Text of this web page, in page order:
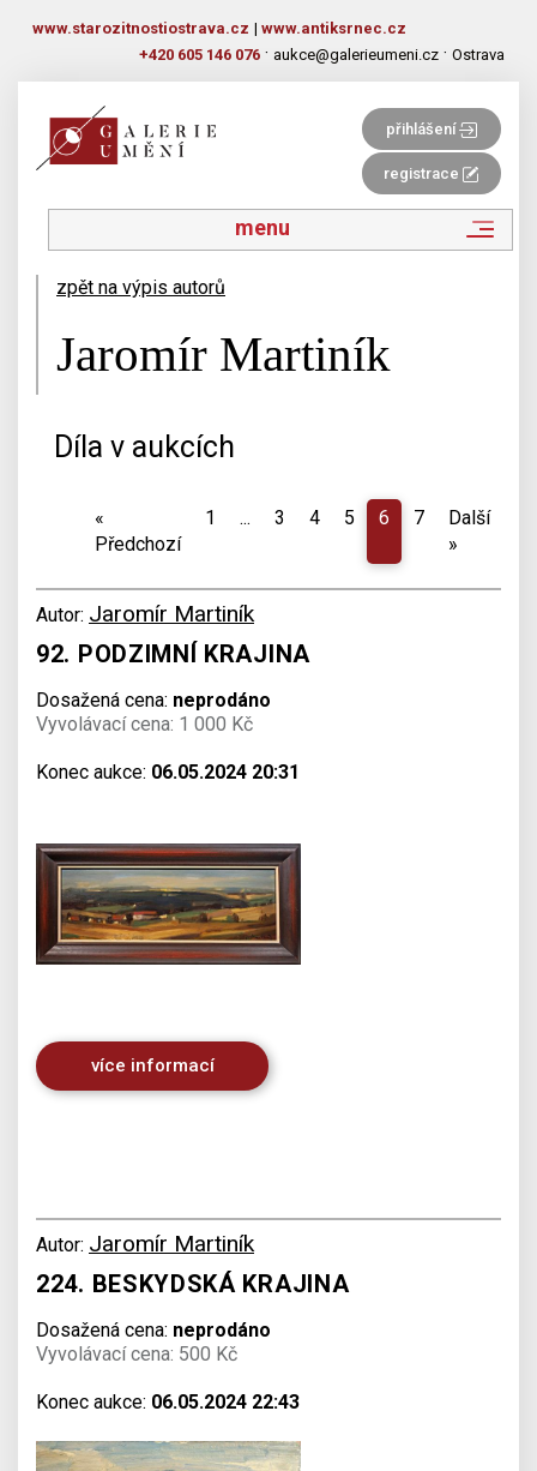
www.starozitnostiostrava.cz | www.antiksrnec.cz
+420 605 146 076 · aukce@galerieumeni.cz · Ostrava
přihlášení
registrace
menu
zpět na výpis autorů
Jaromír Martiník
Díla v aukcích
«
Předchozí
1 ... 3 4 5 6 7
Další
»
Autor: Jaromír Martiník
92. PODZIMNÍ KRAJINA
Dosažená cena: neprodáno
Vyvolávací cena: 1 000 Kč
Konec aukce: 06.05.2024 20:31
více informací
Autor: Jaromír Martiník
224. BESKYDSKÁ KRAJINA
Dosažená cena: neprodáno
Vyvolávací cena: 500 Kč
Konec aukce: 06.05.2024 22:43